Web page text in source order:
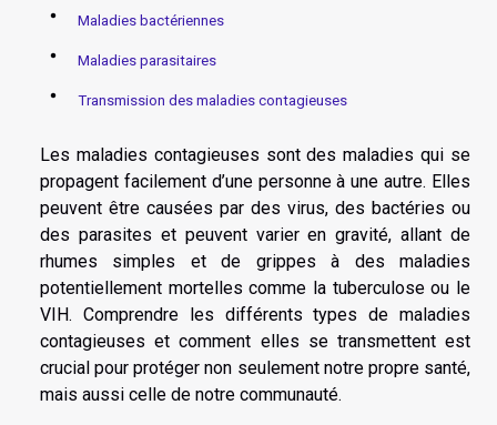
Maladies bactériennes
Maladies parasitaires
Transmission des maladies contagieuses
Les maladies contagieuses sont des maladies qui se
propagent facilement d’une personne à une autre. Elles
peuvent être causées par des virus, des bactéries ou
des parasites et peuvent varier en gravité, allant de
rhumes simples et de grippes à des maladies
potentiellement mortelles comme la tuberculose ou le
VIH. Comprendre les différents types de maladies
contagieuses et comment elles se transmettent est
crucial pour protéger non seulement notre propre santé,
mais aussi celle de notre communauté.